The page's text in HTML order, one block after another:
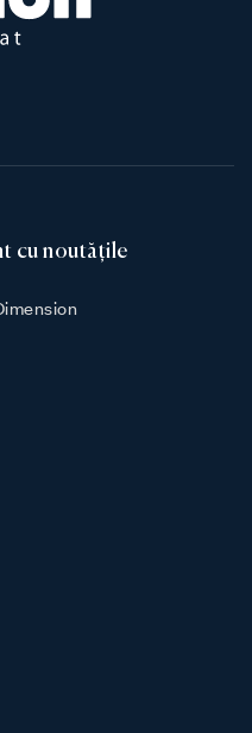
cu noutățile